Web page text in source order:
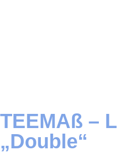
TEEMAß –
„Double“